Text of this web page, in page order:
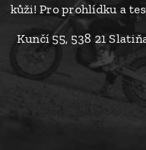
kůži! Pro prohlídku a
Kunčí 55, 538 21